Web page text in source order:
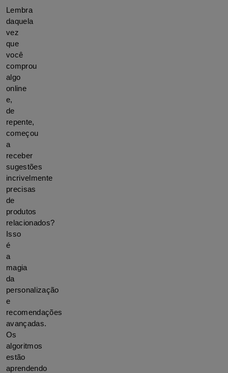
Lembra
daquela
vez
que
você
comprou
algo
online
e,
de
repente,
começou
a
receber
sugestões
incrivelmente
precisas
de
produtos
relacionados?
Isso
é
a
magia
da
personalização
e
recomendações
avançadas.
Os
algoritmos
estão
aprendendo